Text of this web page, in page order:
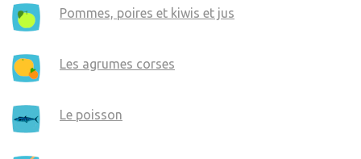
Pommes, poires et kiwis et jus
Les agrumes corses
Le poisson